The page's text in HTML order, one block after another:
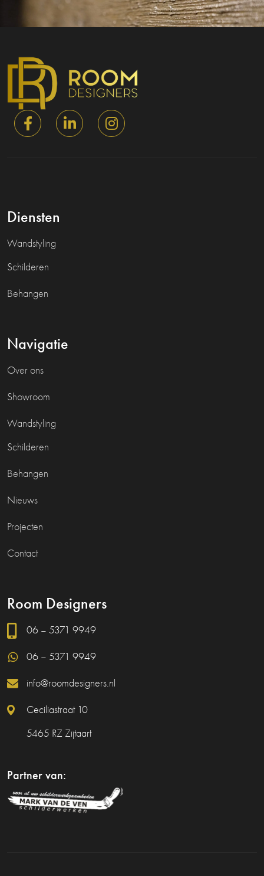
Diensten
Wandstyling
Schilderen
Behangen
Navigatie
Over ons
Showroom
Wandstyling
Schilderen
Behangen
Nieuws
Projecten
Contact
Room Designers
06 – 5371 9949
06 – 5371 9949
info@roomdesigners.nl
Ceciliastraat 10
5465 RZ Zijtaart
Partner van: